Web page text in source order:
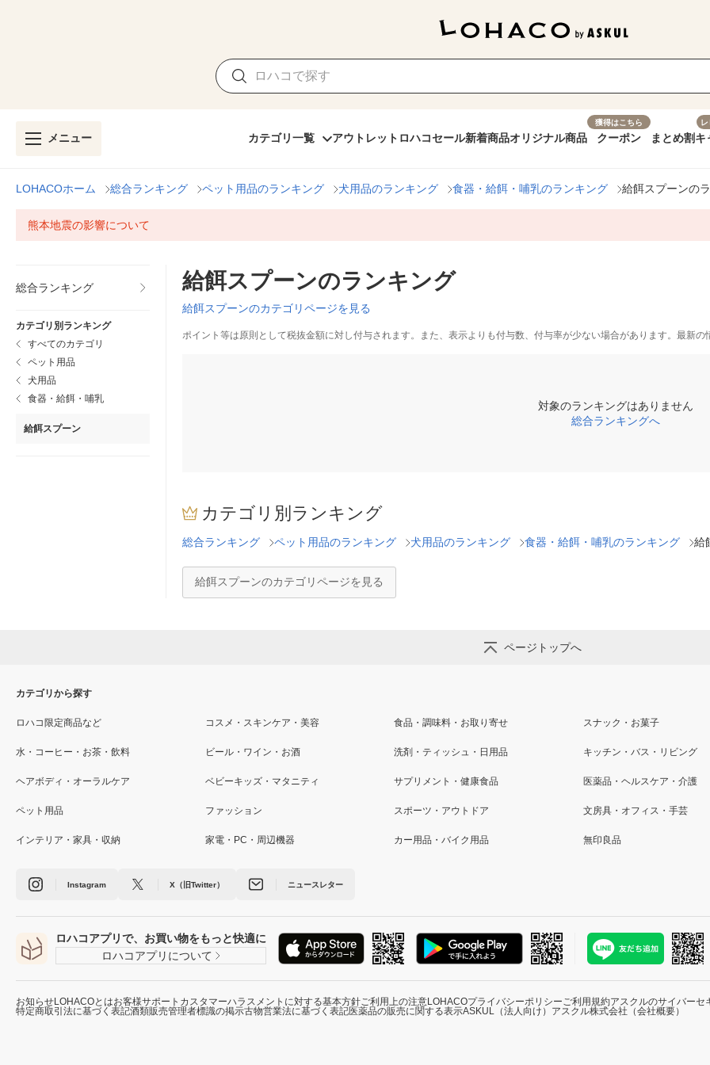
メニュー カテゴリ一覧 アウトレット ロハコセール新着商品オリジナル商品
獲得はこちら
クーポン まとめ割キ
LOHACOホーム 総合ランキング ペット用品のランキング 犬用品のランキング 食器・給餌・哺乳のランキング 給餌スプーンの
熊本地震の影響について
総合ランキング
カテゴリ別ランキング
すべてのカテゴリ
ペット用品
犬用品
食器・給餌・哺乳
給餌スプーン
給餌スプーンのランキング
給餌スプーンのカテゴリページを見る
ポイント等は原則として税抜金額に対し付与されます。また、表示よりも付与数、付与率が少ない場合があります。最新の
対象のランキングはありません
総合ランキングへ
カテゴリ別ランキング
総合ランキング ペット用品のランキング 犬用品のランキング 食器・給餌・哺乳のランキング 給
給餌スプーンのカテゴリページを見る
ページトップへ
カテゴリから探す
ロハコ限定商品など コスメ・スキンケア・美容 食品・調味料・お取り寄せ スナック・お菓子
水・コーヒー・お茶・飲料 ビール・ワイン・お酒 洗剤・ティッシュ・日用品 キッチン・バス・リビング
ヘアボディ・オーラルケア ベビーキッズ・マタニティ サプリメント・健康食品 医薬品・ヘルスケア・介護
ペット用品 ファッション スポーツ・アウトドア 文房具・オフィス・手芸
インテリア・家具・収納 家電・PC・周辺機器 カー用品・バイク用品 無印良品
Instagram X（旧Twitter） ニュースレター
ロハコアプリで、お買い物をもっと快適に
ロハコアプリについて
お知らせLOHACOとはお客様サポート カスタマーハラスメントに対する基本方針ご利用上の注意LOHACOプライバシーポリシーご利用規約アスクルのサイバーセ
特定商取引法に基づく表記酒類販売管理者標識の掲示古物営業法に基づく表記医薬品の販売に関する表示ASKUL（法人向け） アスクル株式会社（会社概要）